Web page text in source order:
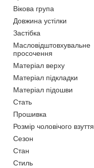
Вікова група
Довжина устілки
Застібка
Масловідштовхувальне
просочення
Матеріал верху
Матеріал підкладки
Матеріал підошви
Стать
Прошивка
Розмір чоловічого взуття
Сезон
Стан
Стиль